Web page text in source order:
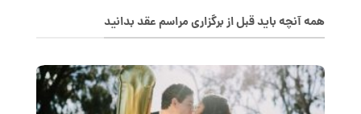
همه آنچه باید قبل از برگزاری مراسم عقد بدانید